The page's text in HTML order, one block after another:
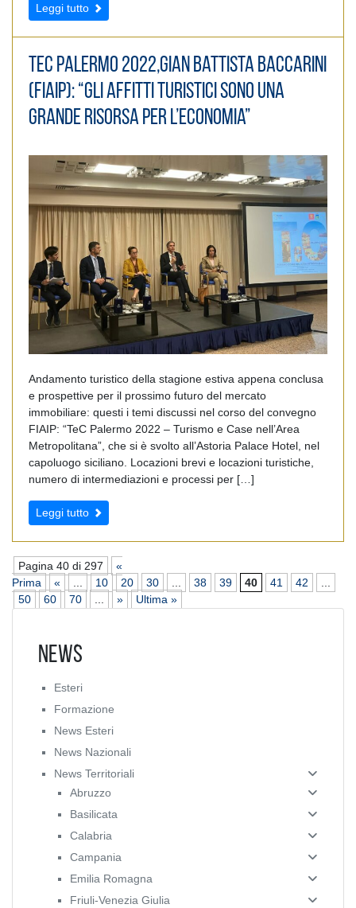
Leggi tutto
TeC Palermo 2022,Gian Battista Baccarini
(Fiaip): “Gli affitti turistici sono una
grande risorsa per l’economia”
Andamento turistico della stagione estiva appena conclusa
e prospettive per il prossimo futuro del mercato
immobiliare: questi i temi discussi nel corso del convegno
FIAIP: “TeC Palermo 2022 – Turismo e Case nell’Area
Metropolitana”, che si è svolto all’Astoria Palace Hotel, nel
capoluogo siciliano. Locazioni brevi e locazioni turistiche,
numero di intermediazioni e processi per […]
Leggi tutto
Pagina 40 di 297
«
Prima
« ... 10 20 30 ... 38 39 40 41 42
...
50
60 70 ... » Ultima »
News
Esteri
Formazione
News Esteri
News Nazionali
News Territoriali
Abruzzo
Basilicata
Calabria
Campania
Emilia Romagna
Friuli-Venezia Giulia